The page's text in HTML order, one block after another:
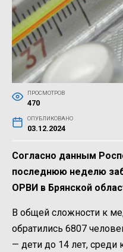
ПРОСМОТРОВ
470
ОПУБЛИКОВАНО
03.12.2024
Согласно данным
последнюю неделю
ОРВИ в Брянской
В общей сложности к
обратились 6807
— дети до 14 лет,